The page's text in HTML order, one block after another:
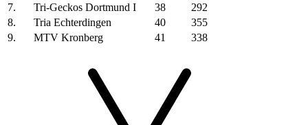
7.
Tri-Geckos Dortmund I 38
292
8.
Tria Echterdingen 40
355
9.
MTV Kronberg 41 338